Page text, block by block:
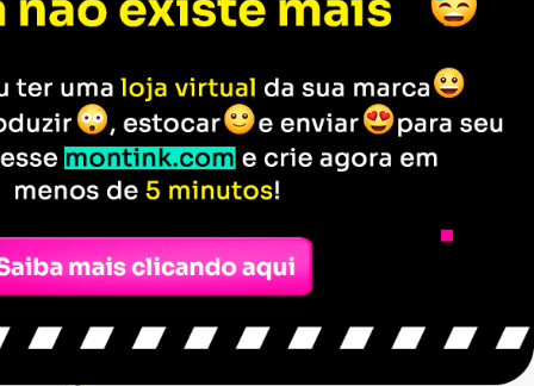
ENTREGA PARA TODO BRASIL
VANTAGENS
faça suas compras com
tranquilidade.
PARCELAMENTO
em até 12x no cartão
Todos os Produtos
Filtro